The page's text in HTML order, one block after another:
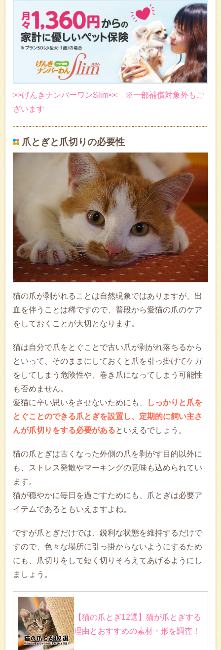
>>げんきナンバーワンSlim<< ※一部補償対象外もご
ざいます
爪とぎと爪切りの必要性
猫の爪が剥がれることは自然現象ではありますが、出
血を伴うことは稀ですので、普段から愛猫の爪のケア
をしておくことが大切となります。
猫は自分で爪をとぐことで古い爪が剥がれ落ちるから
といって、そのままにしておくと爪を引っ掛けてケガ
をしてしまう危険性や、巻き爪になってしまう可能性
も否めません。
愛猫に辛い思いをさせないためにも、
しっかりと爪を
とぐことのできる爪とぎを設置し、定期的に飼い主さ
んが爪切りをする必要があるといえるでしょう。
猫の爪とぎは古くなった外側の爪を剥がす目的以外に
も、ストレス発散やマーキングの意味も込められてい
ます。
猫が穏やかに毎日を過ごすためにも、爪とぎは必要ア
イテムであるともいえますよね。
ですが爪とぎだけでは、鋭利な状態を維持するだけで
すので、色々な場所に引っ掛からないようにするため
にも、爪切りをして短く切りそろえてあげるようにし
ましょう。
【猫の爪とぎ12選】猫が爪とぎする
理由とおすすめの素材・形を調査！